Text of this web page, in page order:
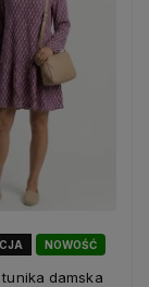
NOWOŚĆ
damska